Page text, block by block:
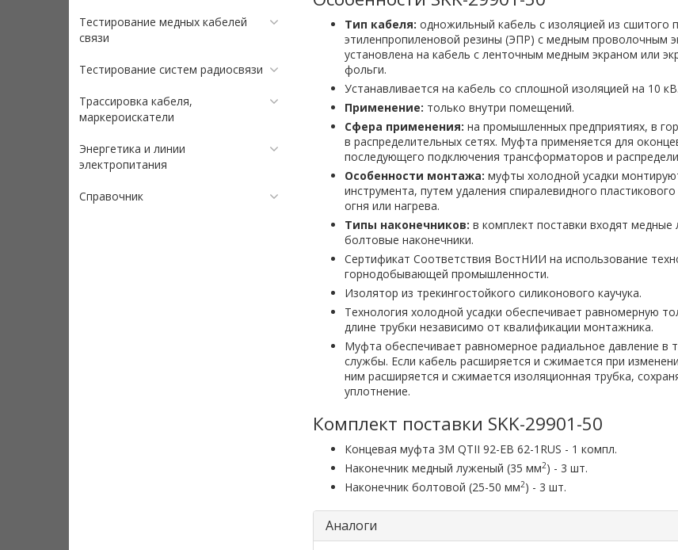
Тестирование медных кабелей
связи
Тестирование систем радиосвязи
Трассировка кабеля,
маркероискатели
Энергетика и линии
электропитания
Справочник
Тип кабеля: одножильный кабель с изоляцией из сшитого
этиленпропиленовой резины (ЭПР) с медным проволочным
установлена на кабель с ленточным медным экраном или
фольги.
Устанавливается на кабель со сплошной изоляцией на 10 кВ.
Применение: только внутри помещений.
Сфера применения: на промышленных предприятиях, в
в распределительных сетях. Муфта применяется для
последующего подключения трансформаторов и
Особенности монтажа: муфты холодной усадки
инструмента, путем удаления спиралевидного
огня или нагрева.
Типы наконечников: в комплект поставки входят медные
болтовые наконечники.
Сертификат Соответствия ВостНИИ на использование
горнодобывающей промышленности.
Изолятор из трекингостойкого силиконового каучука.
Технология холодной усадки обеспечивает равномерную
длине трубки независимо от квалификации монтажника.
Муфта обеспечивает равномерное радиальное давление в
службы. Если кабель расширяется и сжимается при
ним расширяется и сжимается изоляционная трубка,
уплотнение.
Комплект поставки SKK-29901-50
Концевая муфта 3M QTII 92-EB 62-1RUS - 1 компл.
Наконечник медный луженый (35 мм2) - 3 шт.
Наконечник болтовой (25-50 мм2) - 3 шт.
Аналоги